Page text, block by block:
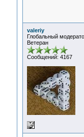
valeriy
Глобальный
Ветеран
Сообщений: 4167